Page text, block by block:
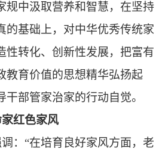
规中汲取营养和智慧，在坚持
的基础上，对中华优秀传统家
性转化、创新性发展，把富有
教育价值的思想精华弘扬起
部管家治家的行动自觉。
红色家风
：“在培育良好家风方面，老